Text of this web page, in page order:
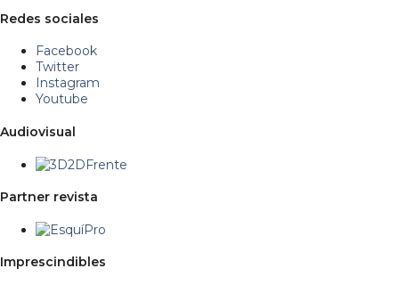
Redes sociales
Facebook
Twitter
Instagram
Youtube
Audiovisual
Partner revista
Imprescindibles